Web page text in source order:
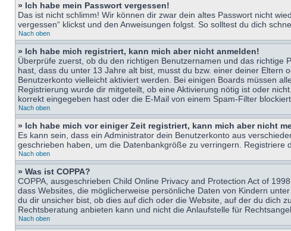
» Ich habe mein Passwort vergessen!
Das ist nicht schlimm! Wir können dir zwar dein altes Passwort nicht
vergessen“ klickst und den Anweisungen folgst. So solltest du dich
Nach oben
» Ich habe mich registriert, kann mich aber nicht anmelden!
Überprüfe zuerst, ob du den richtigen Benutzernamen und das richtige
hast, dass du unter 13 Jahre alt bist, musst du bzw. einer deiner
Benutzerkonto vielleicht aktiviert werden. Bei einigen Boards müssen
Registrierung wurde dir mitgeteilt, ob eine Aktivierung nötig ist oder
korrekt eingegeben hast oder die E-Mail von einem Spam-Filter
Nach oben
» Ich habe mich vor einiger Zeit registriert, kann mich aber nicht
Es kann sein, dass ein Administrator dein Benutzerkonto aus
geschrieben haben, um die Datenbankgröße zu verringern. Registriere
Nach oben
» Was ist COPPA?
COPPA, ausgeschrieben Child Online Privacy and Protection Act of
dass Websites, die möglicherweise persönliche Daten von Kindern
du dir unsicher bist, ob dies auf dich oder die Website, auf der du dich
Rechtsberatung anbieten kann und nicht die Anlaufstelle für
Nach oben